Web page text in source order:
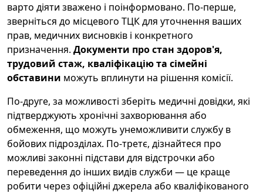
варто діяти зважено і поінформовано. По-перше,
зверніться до місцевого ТЦК для уточнення ваших
прав, медичних висновків і конкретного
призначення. Документи про стан здоров'я,
трудовий стаж, кваліфікацію та сімейні
обставини можуть вплинути на рішення комісії.
По-друге, за можливості зберіть медичні довідки, які
підтверджують хронічні захворювання або
обмеження, що можуть унеможливити службу в
бойових підрозділах. По-третє, дізнайтеся про
можливі законні підстави для відстрочки або
переведення до інших видів служби — це краще
робити через офіційні джерела або кваліфікованого